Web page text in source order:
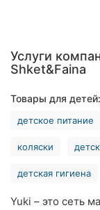
Хмельницкий
Ровно
Услуги
Shket&Faina
Товары для детей:
детское питание
коляски
детская гигиена
Yuki – это сеть